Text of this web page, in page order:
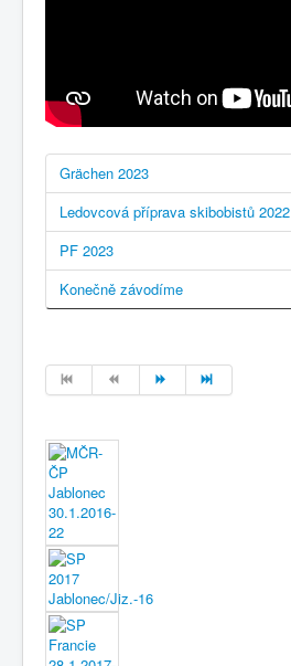
Grächen 2023
Ledovcová příprava skibobistů 2022
PF 2023
Konečně závodíme